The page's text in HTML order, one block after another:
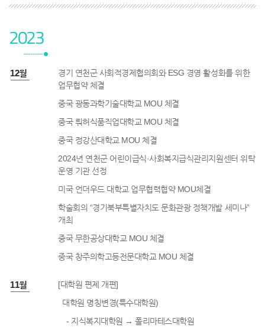
2023
12월
경기 연천군 사회적경제협의회와 ESG 경영 활성화를 위한
업무협약 체결
중국 광동과학기술대학교 MOU 체결
중국 뤄허식품직업대학교 MOU 체결
중국 정강산대학교 MOU 체결
2024년 연천군 어린이급식·사회복지급식관리지원센터 위탁
운영 기관 선정
미국 언더우드 대학교 업무협력협약 MOU체결
학술회의 “경기북부특별자치도 문화관광 정책개발 세미나”
개최
중국 무한공상대학교 MOU 체결
중국 창주의학고등전문대학교 MOU 체결
11월
[대학원 편제 개편]
대학원 명칭변경(특수대학원)
- 지식복지대학원 → 폴리마테스대학원